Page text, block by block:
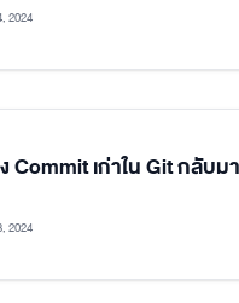
2024
Commit เก่าใน Git กลับมา
2024